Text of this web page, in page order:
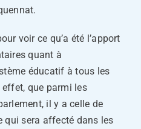
voir ce qu’a été l’apport
quant à
éducatif à tous les
que parmi les
il y a celle de
qui sera affecté dans les